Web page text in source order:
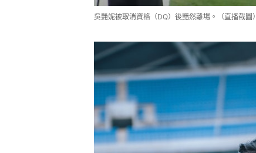
吳艷妮被取消資格（DQ）後黯然離場。（直播截圖）